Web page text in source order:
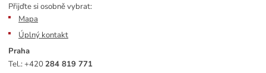
Přijďte si osobně vybrat:
Mapa
Úplný kontakt
Praha
Tel.:+420 284 819 771